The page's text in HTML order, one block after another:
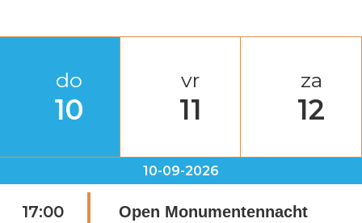
do
10
vr
11
za
12
10-09-2026
17:00
Open Monumentennacht